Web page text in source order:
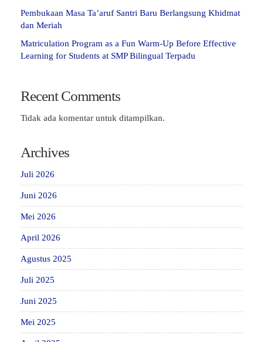
Pembukaan Masa Ta’aruf Santri Baru Berlangsung Khidmat
dan Meriah
Matriculation Program as a Fun Warm-Up Before Effective
Learning for Students at SMP Bilingual Terpadu
Recent Comments
Tidak ada komentar untuk ditampilkan.
Archives
Juli 2026
Juni 2026
Mei 2026
April 2026
Agustus 2025
Juli 2025
Juni 2025
Mei 2025